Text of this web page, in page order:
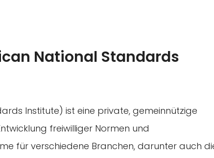
National Standards
Institute) ist eine private, gemeinnützige
freiwilliger Normen und
für verschiedene Branchen, darunter auch